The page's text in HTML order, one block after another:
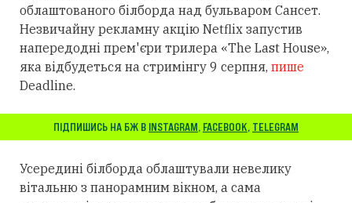
облаштованого білборда над бульваром Сансет.
Незвичайну рекламну акцію Netflix запустив
напередодні прем'єри трилера «The Last House»,
яка відбудеться на стримінгу 9 серпня, пише
Deadline.
ПІДПИШИСЬ НА БЖ В INSTAGRAM, FACEBOOK, TELEGRAM
Усередині білборда облаштували невелику
вітальню з панорамним вікном, а сама